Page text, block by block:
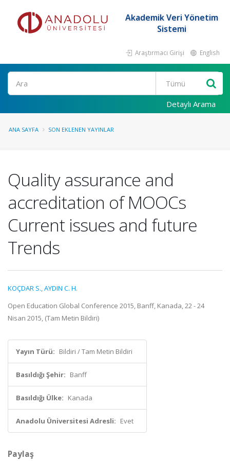
Akademik Veri Yönetim
Sistemi
Araştırmacı Girişi English
Ara
Detaylı Arama
ANA SAYFA SON EKLENEN YAYINLAR
Quality assurance and
accreditation of MOOCs
Current issues and future
Trends
KOÇDAR S.,AYDIN C. H.
Open Education Global Conference 2015, Banff, Kanada, 22 - 24
Nisan 2015, (Tam Metin Bildiri)
Yayın Türü: Bildiri / Tam Metin Bildiri
Basıldığı Şehir: Banff
Basıldığı Ülke: Kanada
Anadolu Üniversitesi Adresli: Evet
Paylaş